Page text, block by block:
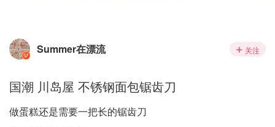
Summer在漂流 关注
国潮 川岛屋 不锈钢面包锯齿刀
做蛋糕还是需要一把长的锯齿刀